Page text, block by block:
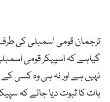
ترجمان قومی اسمبلی کی
گیاہے کہ اسپیکر قومی
نہیں ہے اور نہ ہی وہ کسی کے
بات کا ثبوت دیا جائے کہ